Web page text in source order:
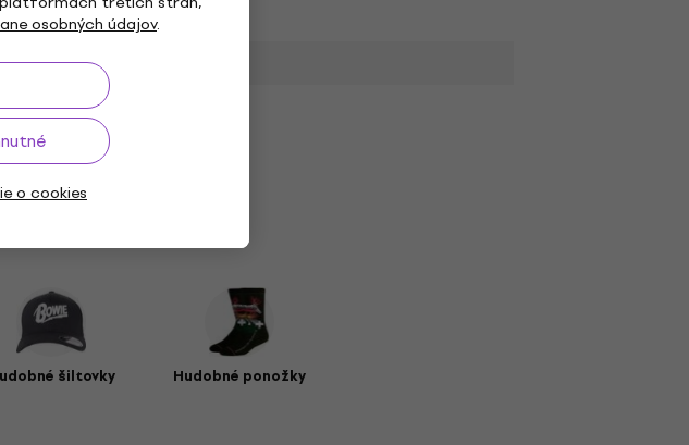
osobných údajov.
o cookies
šiltovky Hudobné ponožky